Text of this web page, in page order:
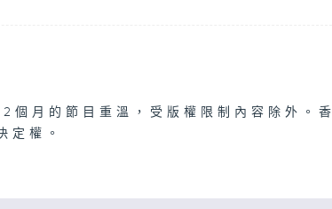
個月的節目重溫，受版權限制內容除外。香
定權。